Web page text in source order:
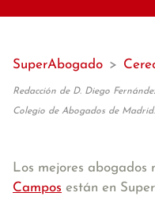
SuperAbogado >
Redacción de D. Diego
Colegio de Abogados de Madrid.
Los mejores abogados
Campos están en